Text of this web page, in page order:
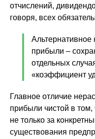
отчислений,
говоря, всех
Альтернативное
прибыли –
отдельных
«коэффициент
Главное отличие
прибыли чистой в том,
не только за
существования